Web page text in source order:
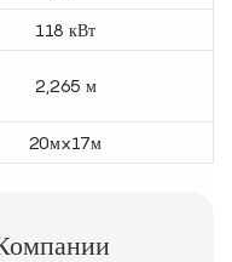
118 кВт
2,265 м
20мx17м